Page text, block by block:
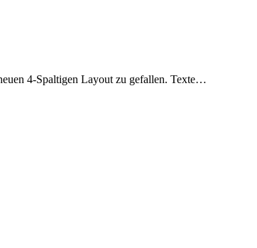
4-Spaltigen Layout zu gefallen. Texte…